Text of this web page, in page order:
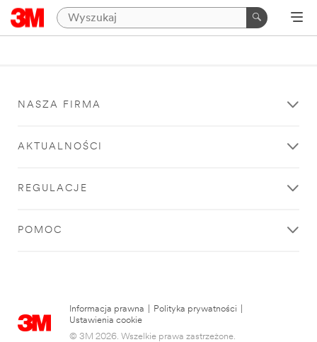
NASZA FIRMA
AKTUALNOŚCI
REGULACJE
POMOC
Informacja prawna Polityka prywatności
Ustawienia cookie
© 3M 2026. Wszelkie prawa zastrzeżone.